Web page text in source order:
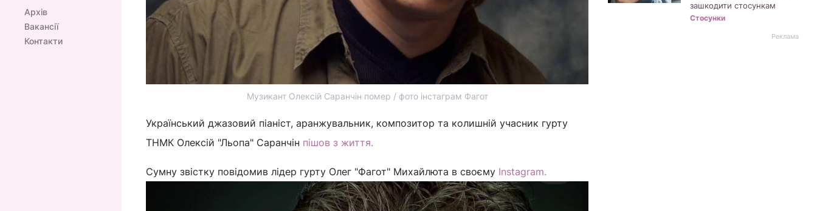
Архів
Вакансії
Контакти
Музикант Олексій Саранчін помер / фото інстаграм Фагот
Український джазовий піаніст, аранжувальник, композитор та колишній учасник гурту
ТНМК Олексій "Льопа" Саранчін пішов з життя.
Сумну звістку повідомив лідер гурту Олег "Фагот" Михайлюта в своєму Instagram.
зашкодити стосункам
Стосунки
Реклама